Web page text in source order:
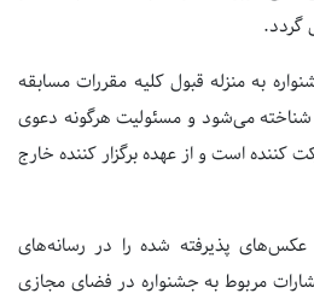
به منزله قبول کلیه مقررات مسابقه
می‌شود و مسئولیت هرگونه دعوی
کننده است و از عهده برگزار کننده خارج
عکس‌های پذیرفته شده را در رسانه‌های
مربوط به جشنواره در فضای مجازی